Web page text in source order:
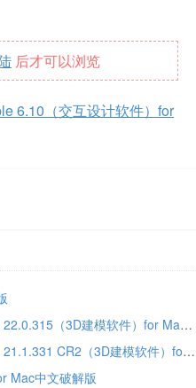
后才可以浏览
6.10（交互设计软件）for
SketchUp Pro（草图大师） 2022 22.0.315（3D建模软件）for Mac中文破解版
SketchUp Pro（草图大师） 2021 21.1.331 CR2（3D建模软件）for Mac中文破解版
Mac中文破解版